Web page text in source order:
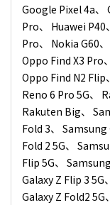
Google Pixel 4a、
Pro、 Huawei P40
Pro、 Nokia G60、
Oppo Find X3 Pro
Oppo Find N2 Flip
Reno 6 Pro 5G、
Rakuten Big、
Fold 3、 Samsung
Fold 2 5G、
Flip 5G、
Galaxy Z Flip 3 5G
Galaxy Z Fold2